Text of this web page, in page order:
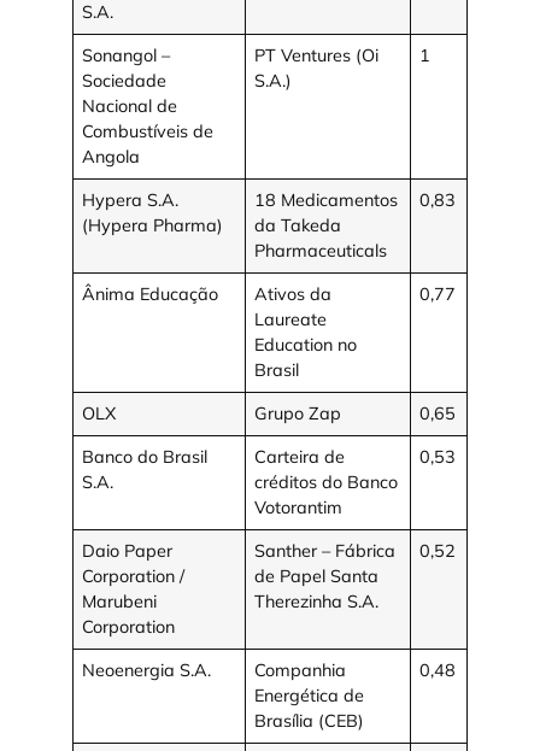
S.A.
Sonangol –
Sociedade
Nacional de
Combustíveis de
Angola
PT Ventures (Oi
S.A.)
1
Hypera S.A.
(Hypera Pharma)
18 Medicamentos
da Takeda
Pharmaceuticals
0,83
Ânima Educação
Ativos da
Laureate
Education no
Brasil
0,77
OLX Grupo Zap
0,65
Banco do Brasil
S.A.
Carteira de
créditos do Banco
Votorantim
0,53
Daio Paper
Corporation /
Marubeni
Corporation
Santher – Fábrica
de Papel Santa
Therezinha S.A.
0,52
Neoenergia S.A.
Companhia
Energética de
Brasília (CEB)
0,48